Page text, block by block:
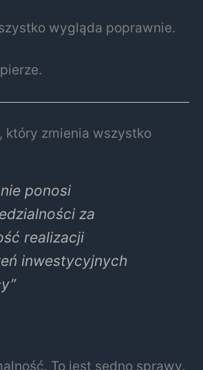
wygląda poprawnie.
który zmienia wszystko
ponosi
za
realizacji
inwestycyjnych
To jest sedno sprawy.